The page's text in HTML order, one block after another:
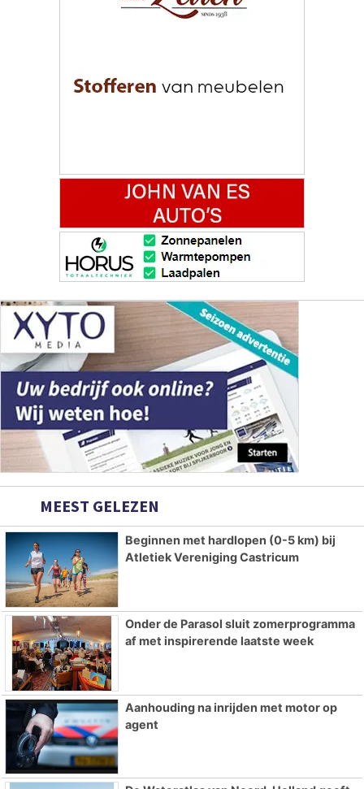
MEEST GELEZEN
Beginnen met hardlopen (0-5 km) bij
Atletiek Vereniging Castricum
Onder de Parasol sluit zomerprogramma
af met inspirerende laatste week
Aanhouding na inrijden met motor op
agent